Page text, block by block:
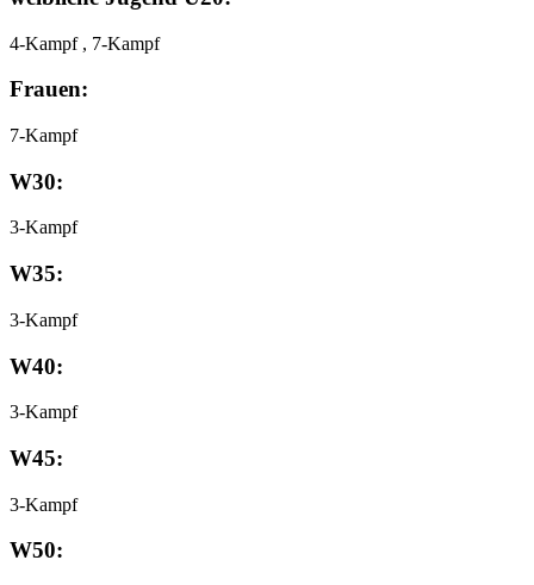
4-Kampf , 7-Kampf
Frauen:
7-Kampf
W30:
3-Kampf
W35:
3-Kampf
W40:
3-Kampf
W45:
3-Kampf
W50: